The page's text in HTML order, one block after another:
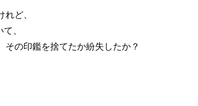
ど、
、
の印鑑を捨てたか紛失したか？